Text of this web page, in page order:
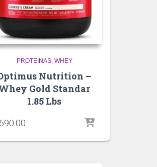
PROTEINAS WHEY
Nutrition –
Gold Standar
1.85 Lbs
690.00